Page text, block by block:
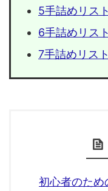
5手詰めリスト
6手詰めリスト
7手詰めリスト
初心者のた